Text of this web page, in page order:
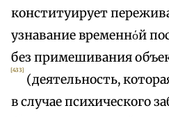
конституирует
узнавание временнόй
без примешивания
[433]
(деятельность,
в случае психического